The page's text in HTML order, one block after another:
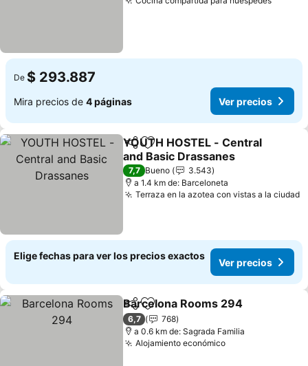
Ver
De $ 293.887
Mira precios de 4 páginas Ver precios
CompartirAgregar a favoritos
YOUTH HOSTEL - Central
and Basic Drassanes
Ver precios
7,7 Bueno
3.543
a 1.4 km de: Barceloneta
Terraza en la azotea con vistas a la ciudad
Elige fechas para ver los precios exactos
Ver precios
CompartirAgregar a favoritos
Barcelona Rooms 294
6,7
768
a 0.6 km de: Sagrada Familia
Alojamiento económicoVer precios